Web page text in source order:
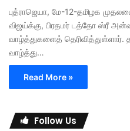
புத்ராஜெயா, மே-12-தமிழக
விஜய்க்கு, பிரதமர் டத்தோ ஸ்ரீ
வாழ்த்துகளைத்
வாழ்த்து…
Read More »
Follow Us